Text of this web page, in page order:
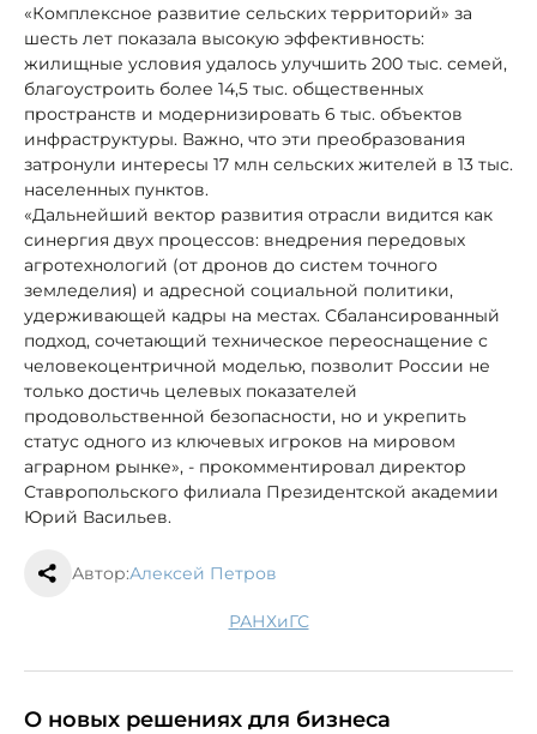
«Комплексное развитие сельских территорий» за
шесть лет показала высокую эффективность:
жилищные условия удалось улучшить 200 тыс. семей,
благоустроить более 14,5 тыс. общественных
пространств и модернизировать 6 тыс. объектов
инфраструктуры. Важно, что эти преобразования
затронули интересы 17 млн сельских жителей в 13 тыс.
населенных пунктов.
«Дальнейший вектор развития отрасли видится как
синергия двух процессов: внедрения передовых
агротехнологий (от дронов до систем точного
земледелия) и адресной социальной политики,
удерживающей кадры на местах. Сбалансированный
подход, сочетающий техническое переоснащение с
человекоцентричной моделью, позволит России не
только достичь целевых показателей
продовольственной безопасности, но и укрепить
статус одного из ключевых игроков на мировом
аграрном рынке», - прокомментировал директор
Ставропольского филиала Президентской академии
Юрий Васильев.
Автор:Алексей Петров
РАНХиГС
О новых решениях для бизнеса